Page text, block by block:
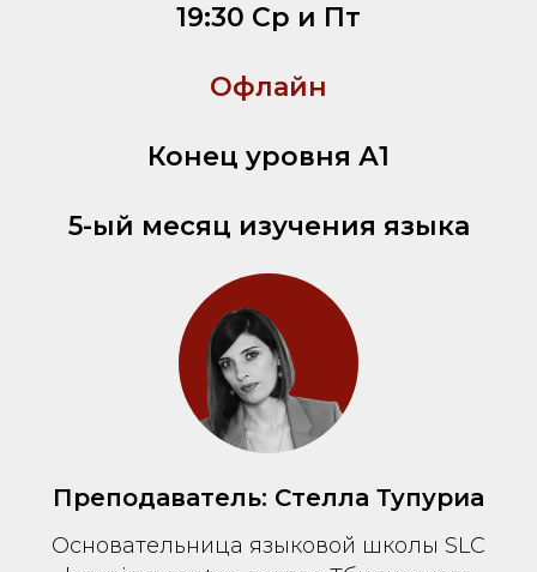
19:30 Ср и Пт
Офлайн
Конец уровня А1
5-ый месяц изучения языка
Преподаватель: Стелла Тупуриа
Основательница языковой школы SLC